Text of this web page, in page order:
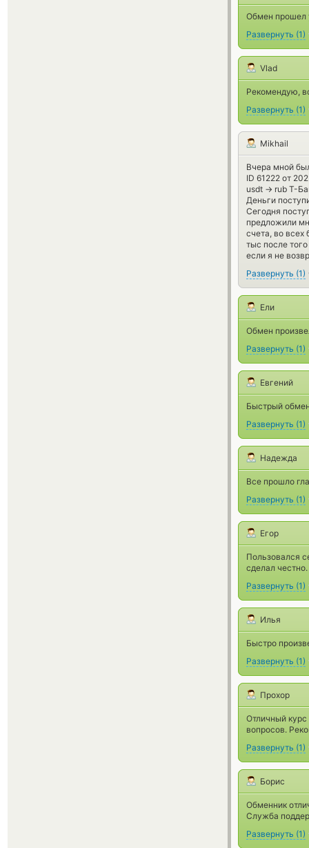
Обмен прошел
Развернуть (1)
Vlad
Рекомендую,
Развернуть (1)
Mikhail
Вчера мной
ID 61222 от
usdt -> rub Т-
Деньги
Сегодня
предложили
счета, во всех
тыс после
если я не
Развернуть (1)
Ели
Обмен
Развернуть (1)
Евгений
Быстрый
Развернуть (1)
Надежда
Все прошло
Развернуть (1)
Егор
Пользовался
сделал
Развернуть (1)
Илья
Быстро
Развернуть (1)
Прохор
Отличный
вопросов.
Развернуть (1)
Борис
Обменник
Служба
Развернуть (1)